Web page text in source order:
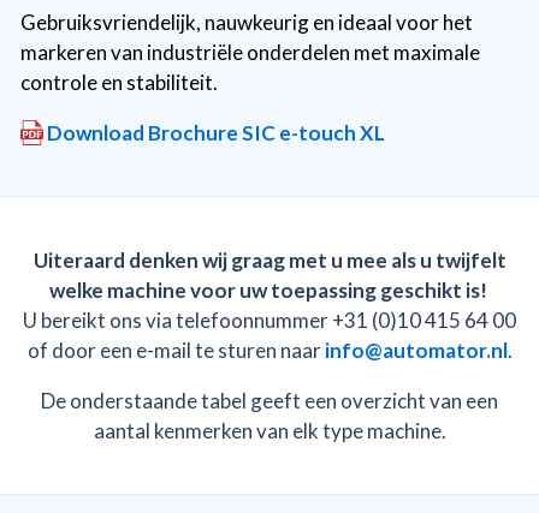
Gebruiksvriendelijk, nauwkeurig en ideaal voor het
markeren van industriële onderdelen met maximale
controle en stabiliteit.
Download Brochure SIC e-touch XL
Uiteraard denken wij graag met u mee als u twijfelt
welke machine voor uw toepassing geschikt is!
U bereikt ons via telefoonnummer +31 (0)10 415 64 00
of door een e-mail te sturen naarinfo@automator.nl.
De onderstaande tabel geeft een overzicht van een
aantal kenmerken van elk type machine.